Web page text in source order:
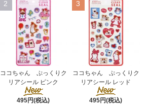
2
ココちゃん ぷっくりク
リアシール ピンク
495円(税込)
3
ココちゃん ぷっくりク
リアシール レッド
495円(税込)